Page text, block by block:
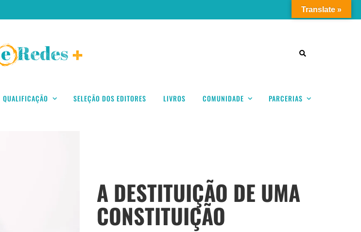
QUALIFICAÇÃO SELEÇÃO DOS EDITORES LIVROS COMUNIDADE PARCERIAS
A DESTITUIÇÃO DE UMA
CONSTITUIÇÃO
Translate »